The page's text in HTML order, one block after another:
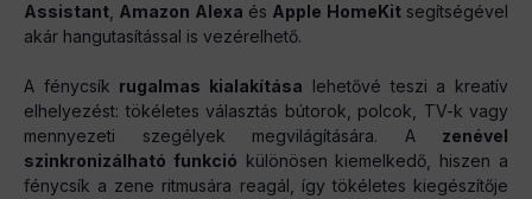
Assistant Amazon Alexa és Apple HomeKitsegítségével
akár hangutasítással is vezérelhető.
A fénycsík rugalmas kialakítása lehetővé teszi a kreatív
elhelyezést: tökéletes választás bútorok, polcok, TV-k vagy
mennyezeti szegélyek megvilágítására. A zenével
szinkronizálható funkció különösen kiemelkedő, hiszen a
fénycsík a zene ritmusára reagál, így tökéletes kiegészítője